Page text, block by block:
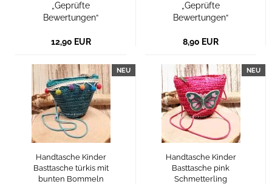
„Geprüfte
Bewertungen“
12,90 EUR
„Geprüfte
Bewertungen“
8,90 EUR
NEU
Handtasche Kinder
Basttasche türkis mit
bunten Bommeln
NEU
Handtasche Kinder
Basttasche pink
Schmetterling